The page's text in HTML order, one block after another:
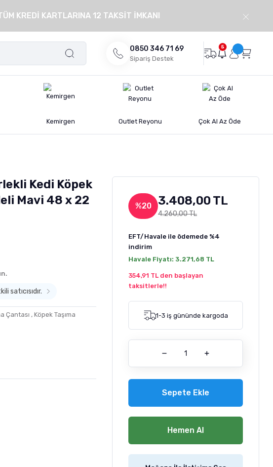
KREDİ KARTLARINA 12 TAKSİT İMKANI
0850 346 71 69
Sipariş Destek
5
Kemirgen Outlet Reyonu Çok Al Az Öde
Kedi Köpek
Mavi 48 x 22
satıcısıdır.
Çantası , Köpek Taşıma
%20 3.408,00 TL
4.260,00 TL
EFT/Havale ile ödemede %4
indirim
Havale Fiyatı: 3.271,68 TL
354,91 TL den başlayan
taksitlerle!!
1-3 iş gününde kargoda
Sepete Ekle
Hemen Al